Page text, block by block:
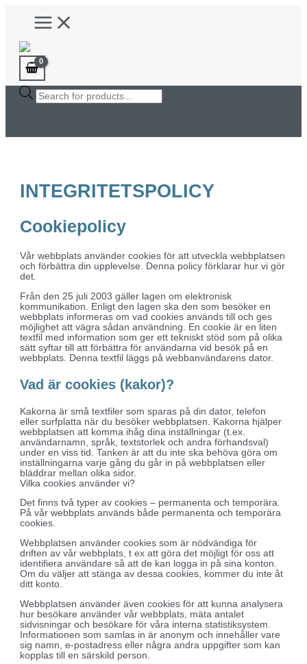
innehåll
Main
Menu
Products
search
INTEGRITETSPOLICY
Cookiepolicy
Vår webbplats använder cookies för att utveckla webbplatsen
och förbättra din upplevelse. Denna policy förklarar hur vi gör
det.
Från den 25 juli 2003 gäller lagen om elektronisk
kommunikation. Enligt den lagen ska den som besöker en
webbplats informeras om vad cookies används till och ges
möjlighet att vägra sådan användning. En cookie är en liten
textfil med information som ger ett tekniskt stöd som på olika
sätt syftar till att förbättra för användarna vid besök på en
webbplats. Denna textfil läggs på webbanvändarens dator.
Vad är cookies (kakor)?
Kakorna är små textfiler som sparas på din dator, telefon
eller surfplatta när du besöker webbplatsen. Kakorna hjälper
webbplatsen att komma ihåg dina inställningar (t.ex.
användarnamn, språk, textstorlek och andra förhandsval)
under en viss tid. Tanken är att du inte ska behöva göra om
inställningarna varje gång du går in på webbplatsen eller
bläddrar mellan olika sidor.
Vilka cookies använder vi?
Det finns två typer av cookies – permanenta och temporära.
På vår webbplats används både permanenta och temporära
cookies.
Webbplatsen använder cookies som är nödvändiga för
driften av vår webbplats, t ex att göra det möjligt för oss att
identifiera användare så att de kan logga in på sina konton.
Om du väljer att stänga av dessa cookies, kommer du inte åt
ditt konto.
Webbplatsen använder även cookies för att kunna analysera
hur besökare använder vår webbplats, mäta antalet
sidvisningar och besökare för våra interna statistiksystem.
Informationen som samlas in är anonym och innehåller vare
sig namn, e-postadress eller några andra uppgifter som kan
kopplas till en särskild person.